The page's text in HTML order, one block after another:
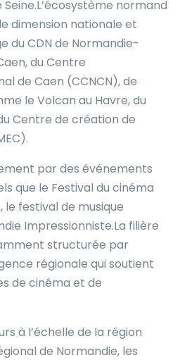
normand
dimension nationale et
du CDN de Normandie-
du Centre
de Caen (CCNCN), de
le Volcan au Havre, du
Centre de création de
par des événements
que le Festival du cinéma
le festival de musique
Impressionniste.La filière
structurée par
régionale qui soutient
de cinéma et de
à l’échelle de la région
de Normandie, les